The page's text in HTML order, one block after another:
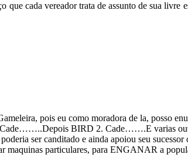
que cada vereador trata de assunto de sua livre
pois eu como moradora de la, posso
Cade……..Depois BIRD 2. Cade…….E varias
ser canditado e ainda apoiou seu
particulares, para ENGANAR a